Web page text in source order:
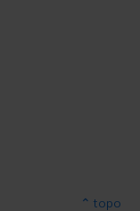
⌃ topo